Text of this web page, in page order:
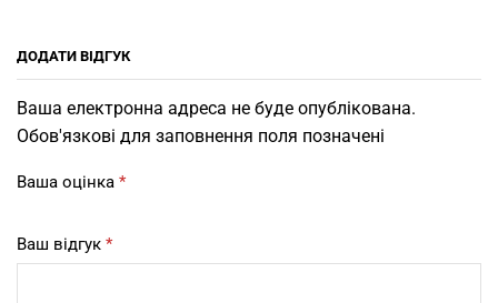
ДОДАТИ ВІДГУК
Ваша електронна адреса не буде опублікована.
Обов'язкові для заповнення поля позначені
Ваша оцінка *
Ваш відгук *